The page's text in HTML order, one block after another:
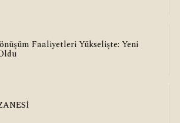
Faaliyetleri Yükselişte: Yeni